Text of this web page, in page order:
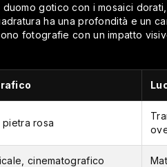
duomo gotico con i mosaici
ha una profondità e un
fotografie con un impatto
pietra rosa
cinematografico